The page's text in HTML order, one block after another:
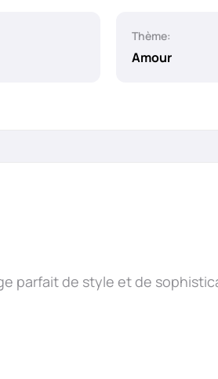
Thème:
Amour
parfait de style et de